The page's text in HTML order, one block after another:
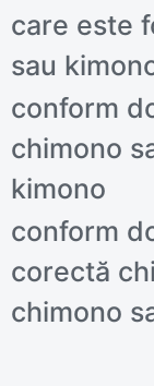
care este
sau
conform
chimono
kimono
conform
corectă
chimono